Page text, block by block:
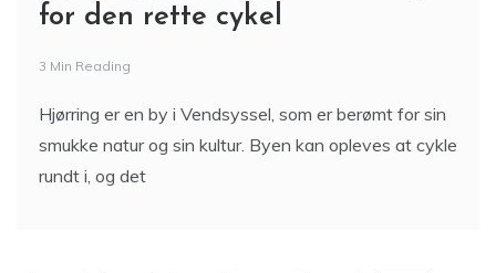
for den rette cykel
3 Min Reading
Hjørring er en by i Vendsyssel, som er berømt for sin
smukke natur og sin kultur. Byen kan opleves at cykle
rundt i, og det